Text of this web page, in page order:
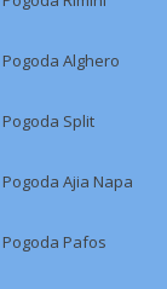
Pogoda Alghero
Pogoda Split
Pogoda Ajia Napa
Pogoda Pafos